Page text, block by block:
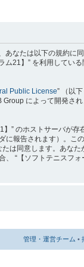
あなたは以下の規約
21】” を利用してい
Public License” （以
によって開発さ
” のホストサーバが
報告されます）。こ
は同意します。あな
“【ソフトテニスフ
管理・運営チーム •